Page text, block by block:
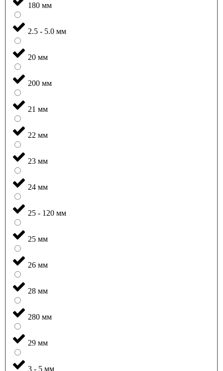
180 мм
2.5 - 5.0 мм
20 мм
200 мм
21 мм
22 мм
23 мм
24 мм
25 - 120 мм
25 мм
26 мм
28 мм
280 мм
29 мм
3 - 5 мм